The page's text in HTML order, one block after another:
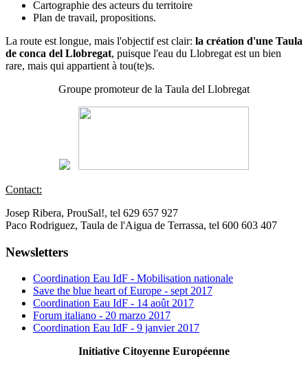
Cartographie des acteurs du territoire
Plan de travail, propositions.
La route est longue, mais l'objectif est clair: la création d'une Taula
de conca del Llobregat, puisque l'eau du Llobregat est un bien
rare, mais qui appartient à tou(te)s.
Groupe promoteur de la Taula del Llobregat
Contact:
Josep Ribera, ProuSal!, tel 629 657 927
Paco Rodriguez, Taula de l'Aigua de Terrassa, tel 600 603 407
Newsletters
Coordination Eau IdF - Mobilisation nationale
Save the blue heart of Europe - sept 2017
Coordination Eau IdF - 14 août 2017
Forum italiano - 20 marzo 2017
Coordination Eau IdF - 9 janvier 2017
Initiative Citoyenne Européenne